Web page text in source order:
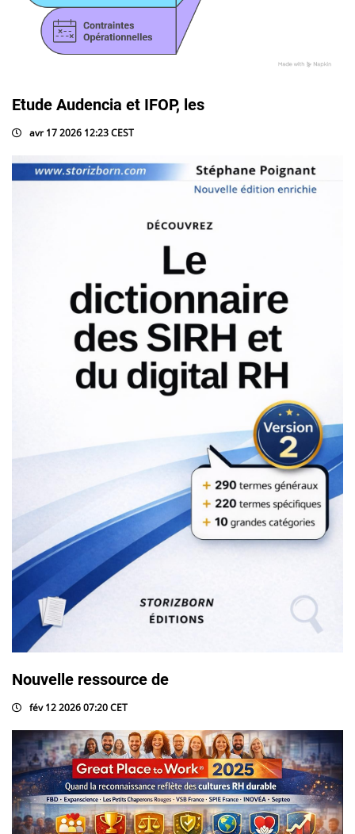
Etude Audencia et IFOP, les
avr 17 2026 12:23 CEST
Nouvelle ressource de
fév 12 2026 07:20 CET